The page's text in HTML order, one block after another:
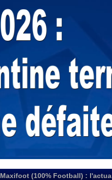
Maxifoot (100% Football) :